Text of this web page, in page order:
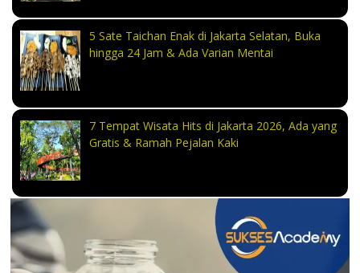
5 Sate Taichan Enak di Jakarta Selatan, Buka
hingga 24 Jam & Ada Varian Mentai
7 Tempat Wisata Hits di Jakarta 2026, Ada yang
Gratis & Ramah Pejalan Kaki